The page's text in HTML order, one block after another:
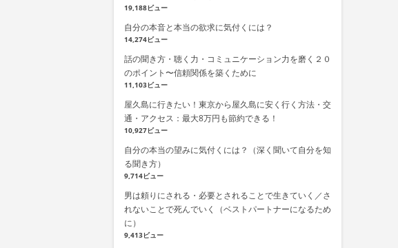
19,188ビュー
自分の本音と本当の欲求に気付くには？
14,274ビュー
話の聞き方・聴く力・コミュニケーション力を磨く２０
のポイント〜信頼関係を築くために
11,103ビュー
屋久島に行きたい！東京から屋久島に安く行く方法・交
通・アクセス：最大8万円も節約できる！
10,927ビュー
自分の本当の望みに気付くには？（深く聞いて自分を知
る聞き方）
9,714ビュー
男は頼りにされる・必要とされることで生きていく／さ
れないことで死んでいく（ベストパートナーになるため
に）
9,413ビュー